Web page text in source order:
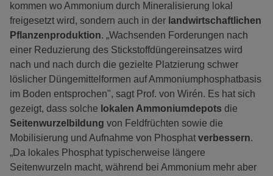
kommen wo Ammonium durch Mineralisierung lokal
freigesetzt wird, sondern auch in der landwirtschaftlichen
Pflanzenproduktion. „Wachsenden Forderungen nach
einer Reduzierung des Stickstoffdüngereinsatzes wird
nach und nach durch die gezielte Platzierung schwer
löslicher Düngemittelformen auf Ammoniumphosphatbasis
im Boden entsprochen", sagt Prof. von Wirén. Es hat sich
gezeigt, dass solche lokalen Ammoniumdepots die
Seitenwurzelbildung von Feldfrüchten sowie die
Mobilisierung und Aufnahme von Phosphat verbessern.
„Da lokales Phosphat typischerweise längere
Seitenwurzeln macht, während bei Ammonium mehr aber